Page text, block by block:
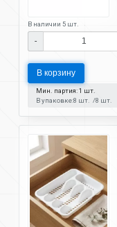
В наличии 5 шт.
-
В корзину
Мин. партия: 1 шт.
В упаковке:8 шт. 8 шт.